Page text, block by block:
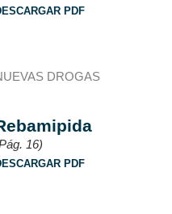
PDF
DROGAS
16)
PDF